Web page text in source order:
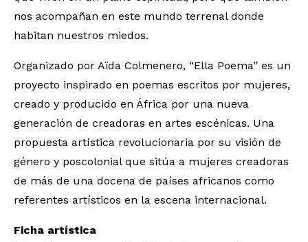
nos acompañan en este mundo terrenal donde
habitan nuestros miedos.
Organizado por Aïda Colmenero, “Ella Poema” es un
proyecto inspirado en poemas escritos por mujeres,
creado y producido en África por una nueva
generación de creadoras en artes escénicas. Una
propuesta artística revolucionaria por su visión de
género y poscolonial que sitúa a mujeres creadoras
de más de una docena de países africanos como
referentes artísticos en la escena internacional.
Ficha artística